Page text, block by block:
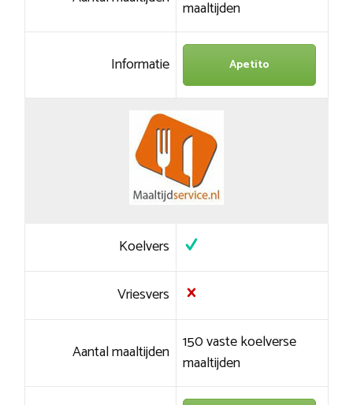
maaltijden
Informatie Apetito
Koelvers
Vriesvers
Aantal maaltijden 150 vaste koelverse
maaltijden